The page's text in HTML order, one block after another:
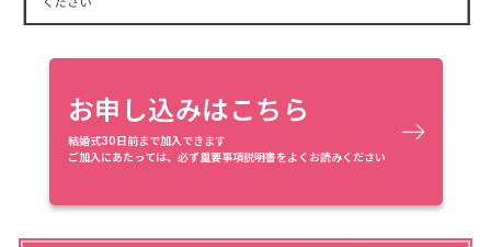
お申し込みはこちら
結婚式30日前まで加入できます
ご加入にあたっては、必ず重要事項説明書をよくお読みください